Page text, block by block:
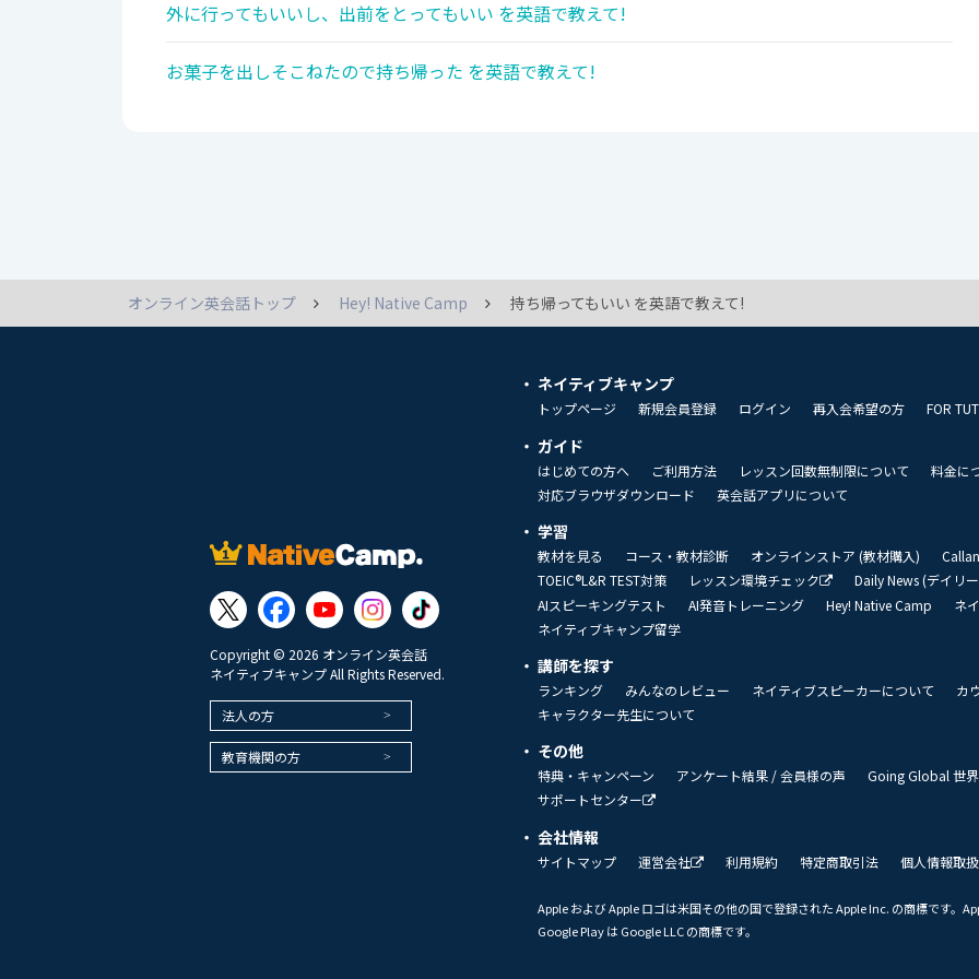
外に行ってもいいし、出前をとってもいい を英語で教えて!
お菓子を出しそこねたので持ち帰った を英語で教えて!
オンライン英会話トップ Hey! Native Camp 持ち帰ってもいい を英語で教えて!
Copyright © 2026 オンライン英会話
ネイティブキャンプ All Rights Reserved.
法人の方
教育機関の方
ネイティブキャンプ
トップページ 新規会員登録 ログイン 再入会希望の方 FOR
ガイド
はじめての方へ ご利用方法 レッスン回数無制限について 料金に
対応ブラウザダウンロード
英会話アプリについて
学習
教材を見る コース・教材診断 オンラインストア (教材購入)
TOEIC®L&R TEST対策
レッスン環境チェック Daily News (デイリ
AIスピーキングテスト
AI発音トレーニング Hey! Native Camp ネ
ネイティブキャンプ留学
講師を探す
ランキング みんなのレビュー ネイティブスピーカーについて
カ
キャラクター先生について
その他
特典・キャンペーン アンケート結果 / 会員様の声 Going Global 世
サポートセンター
会社情報
サイトマップ 運営会社 利用規約 特定商取引法 個人情報取
Apple および Apple ロゴは米国その他の国で登録された Apple Inc. の商標です。
Google Play は Google LLC の商標です。